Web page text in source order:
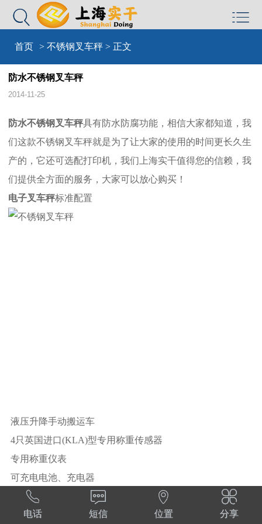


首页 > 不锈钢叉车秤 > 正文
防水不锈钢叉车秤
2014-11-25
防水不锈钢叉车秤具有防水防腐功能，相信大家都知道，我
们这款不锈钢叉车秤就是为了让大家的使用的时间更长久生
产的，它还可选配打印机，我们上海实干值得您的信赖，我
们提供全方面的服务，大家可以放心购买！
电子叉车秤标准配置
液压升降手动搬运车
4只英国进口(KLA)型专用称重传感器
专用称重仪表
可充电电池、充电器
秤台尺寸：1150mm×580mm×85mm～200mm1220mm×700m
m×85mm～200mm

电话

短信

位置

分享